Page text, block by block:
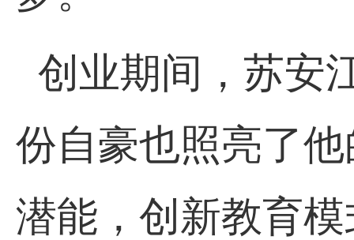
创业期间，苏安
份自豪也照亮了
潜能，创新教育